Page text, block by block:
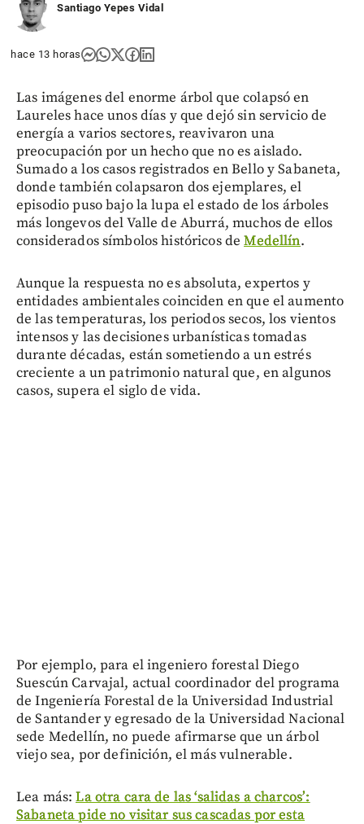
Santiago Yepes Vidal
hace 13 horas
Las imágenes del enorme árbol que colapsó en
Laureles hace unos días y que dejó sin servicio de
energía a varios sectores, reavivaron una
preocupación por un hecho que no es aislado.
Sumado a los casos registrados en Bello y Sabaneta,
donde también colapsaron dos ejemplares, el
episodio puso bajo la lupa el estado de los árboles
más longevos del Valle de Aburrá, muchos de ellos
considerados símbolos históricos deMedellín.
Aunque la respuesta no es absoluta, expertos y
entidades ambientales coinciden en que el aumento
de las temperaturas, los periodos secos, los vientos
intensos y las decisiones urbanísticas tomadas
durante décadas, están sometiendo a un estrés
creciente a un patrimonio natural que, en algunos
casos, supera el siglo de vida.
Por ejemplo, para el ingeniero forestal Diego
Suescún Carvajal, actual coordinador del programa
de Ingeniería Forestal de la Universidad Industrial
de Santander y egresado de la Universidad Nacional
sede Medellín, no puede afirmarse que un árbol
viejo sea, por definición, el más vulnerable.
Lea más:La otra cara de las ‘salidas a charcos’:
Sabaneta pide no visitar sus cascadas por esta